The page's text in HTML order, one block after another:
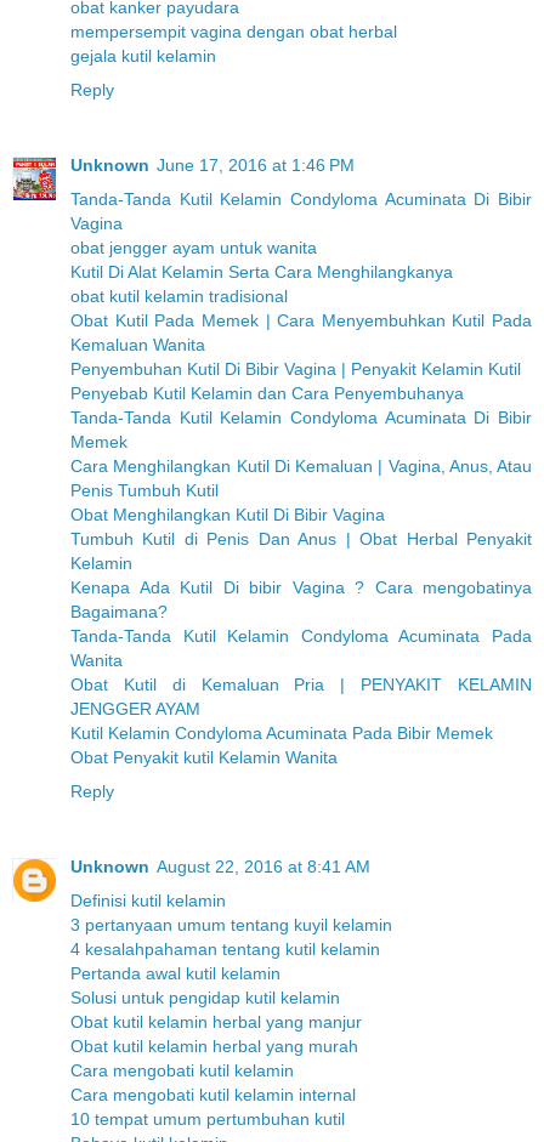
obat kanker payudara
mempersempit vagina dengan obat herbal
gejala kutil kelamin
Reply
Unknown June 17, 2016 at 1:46 PM
Tanda-Tanda Kutil Kelamin Condyloma Acuminata Di Bibir
Vagina
obat jengger ayam untuk wanita
Kutil Di Alat Kelamin Serta Cara Menghilangkanya
obat kutil kelamin tradisional
Obat Kutil Pada Memek | Cara Menyembuhkan Kutil Pada
Kemaluan Wanita
Penyembuhan Kutil Di Bibir Vagina | Penyakit Kelamin Kutil
Penyebab Kutil Kelamin dan Cara Penyembuhanya
Tanda-Tanda Kutil Kelamin Condyloma Acuminata Di Bibir
Memek
Cara Menghilangkan Kutil Di Kemaluan | Vagina, Anus, Atau
Penis Tumbuh Kutil
Obat Menghilangkan Kutil Di Bibir Vagina
Tumbuh Kutil di Penis Dan Anus | Obat Herbal Penyakit
Kelamin
Kenapa Ada Kutil Di bibir Vagina ? Cara mengobatinya
Bagaimana?
Tanda-Tanda Kutil Kelamin Condyloma Acuminata Pada
Wanita
Obat Kutil di Kemaluan Pria | PENYAKIT KELAMIN
JENGGER AYAM
Kutil Kelamin Condyloma Acuminata Pada Bibir Memek
Obat Penyakit kutil Kelamin Wanita
Reply
Unknown August 22, 2016 at 8:41 AM
Definisi kutil kelamin
3 pertanyaan umum tentang kuyil kelamin
4 kesalahpahaman tentang kutil kelamin
Pertanda awal kutil kelamin
Solusi untuk pengidap kutil kelamin
Obat kutil kelamin herbal yang manjur
Obat kutil kelamin herbal yang murah
Cara mengobati kutil kelamin
Cara mengobati kutil kelamin internal
10 tempat umum pertumbuhan kutil